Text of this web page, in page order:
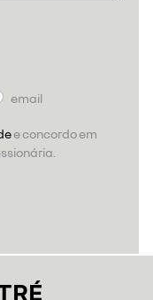
email
e concordo em